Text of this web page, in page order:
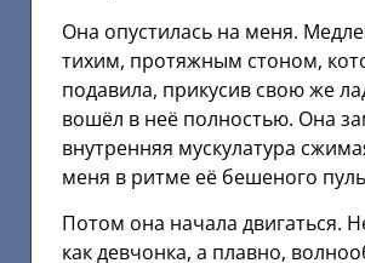
Она опустилась на меня.
тихим, протяжным стоном,
подавила, прикусив свою же
вошёл в неё полностью. Она
внутренняя мускулатура
меня в ритме её бешеного
Потом она начала двигаться.
как девчонка, а плавно,